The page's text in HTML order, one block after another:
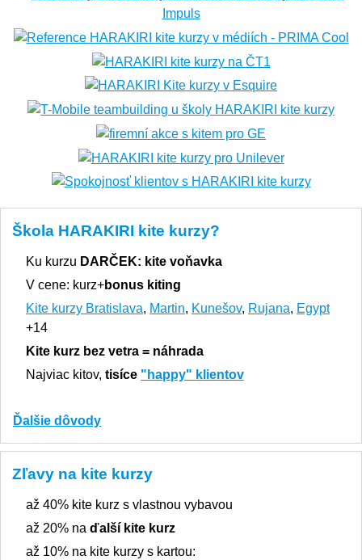
Škola HARAKIRI kite kurzy?
Ku kurzu DARČEK: kite voňavka
V cene: kurz+bonus kiting
Kite kurzy Bratislava, Martin, Kunešov, Rujana, Egypt
+14
Kite kurz bez vetra = náhrada
Najviac kitov, tisíce "happy" klientov
Ďalšie dôvody
Zľavy na kite kurzy
až 40% kite kurz s vlastnou vybavou
až 20% na ďalší kite kurz
až 10% na kite kurzy s kartou: